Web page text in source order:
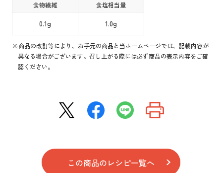
食物繊維
0.1g
食塩相当量
1.0g
※商品の改訂等により、お手元の商品と当ホームページでは、記載内容が
異なる場合がございます。召し上がる際には必ず商品の表示内容をご確
認ください。
この商品のレシピ一覧へ